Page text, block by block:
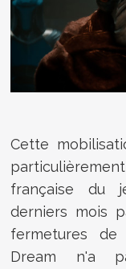
Cette
française du
derniers mois
fermetures de
Dream n'a